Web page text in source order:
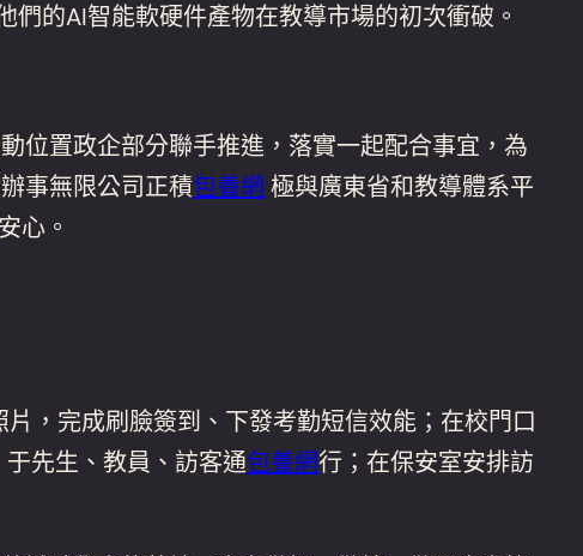
的AI智能軟硬件產物在教導市場的初次衝破。
位置政企部分聯手推進，落實一起配合事宜，為
事無限公司正積包養網 極與廣東省和教導體系平
心。
，完成刷臉簽到、下發考勤短信效能；在校門口
先生、教員、訪客通包養網行；在保安室安排訪